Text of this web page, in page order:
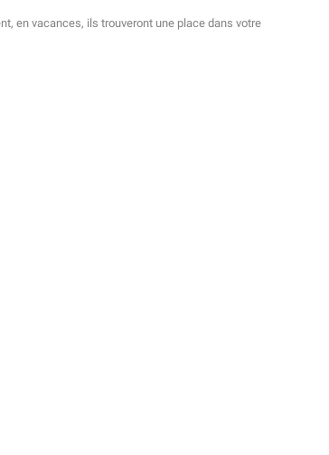
en vacances, ils trouveront une place dans votre